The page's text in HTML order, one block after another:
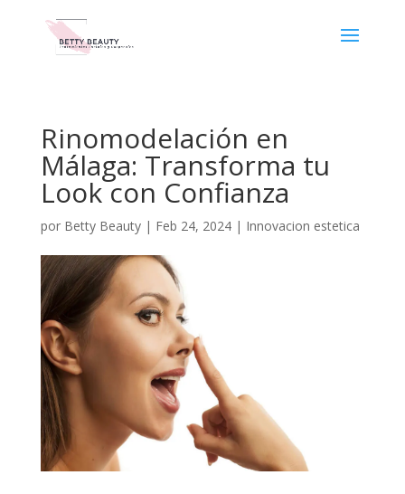
Rinomodelación en
Málaga: Transforma tu
Look con Confianza
por Betty Beauty| Feb 24, 2024| Innovacion estetica